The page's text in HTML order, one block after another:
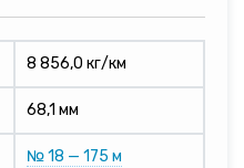
8 856,0 кг/км
68,1 мм
№ 18 — 175 м